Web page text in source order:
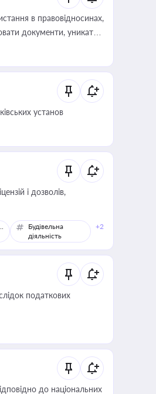
в правовідносинах,
документи, уникати
установ
і дозволів,
Торгівля
Будівельна
діяльність
+2
податкових
до національних